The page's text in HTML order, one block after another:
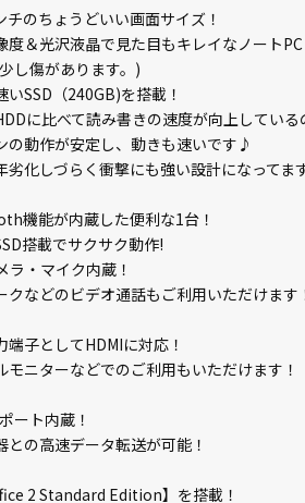
チのちょうどいい画面サイズ！
度＆光沢液晶で見た目もキレイなノートPC
し傷があります。)
いSSD（240GB)を搭載！
に比べて読み書きの速度が向上している
の動作が安定し、動きも速いです♪
劣化しづらく衝撃にも強い設計になってま
機能が内蔵した便利な1台！
搭載でサクサク動作!
ラ・マイク内蔵！
クなどのビデオ通話もご利用いただけます
端子としてHDMIに対応！
モニターなどでのご利用もいただけます！
ート内蔵！
との高速データ転送が可能！
2 Standard Edition】を搭載！